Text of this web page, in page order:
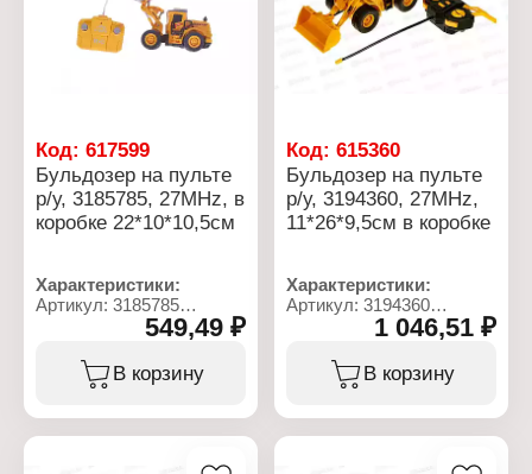
ДУ
Материал: пластик
Упаковка: в коробке
Код: 617599
Бульдозер на пульте
р/у, 3185785, 27MHz, в
коробке 22*10*10,5см
Характеристики:
Артикул: 3185785
Тип товара: Машина
Модель: "Бульдозер"
Механизм: на
радиоуправлении
549,49 ₽
В корзину
Код:615360
Бульдозер на пульте
р/у, 3194360, 27MHz,
11*26*9,5см в коробке
Характеристики:
Артикул: 3194360
Тип товара: Машина
Модель: "Бульдозер"
Механизм: на
радиоуправлении
1 046,51 ₽
В корзину